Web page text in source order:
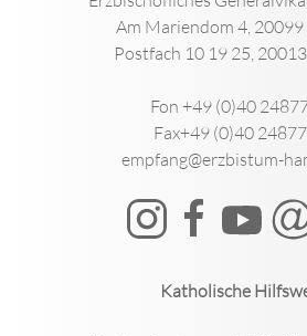
Am Mariendom 4,
Postfach 10 19 25,
Fon +49 (0)40
Fax+49 (0)40
empfang@erzbistum-
Katholische